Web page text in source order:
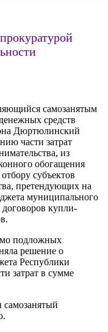
самозанятым
средств
Дюртюлинский
части затрат
из
обогащения
субъектов
претендующих на
муниципального
купли-
подложных
решение о
Республики
затрат в сумме